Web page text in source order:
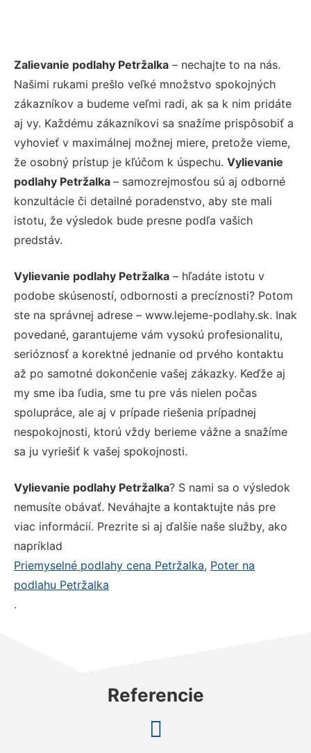
Zalievanie podlahy Petržalka – nechajte to na nás.
Našimi rukami prešlo veľké množstvo spokojných
zákazníkov a budeme veľmi radi, ak sa k nim pridáte
aj vy. Každému zákazníkovi sa snažíme prispôsobiť a
vyhovieť v maximálnej možnej miere, pretože vieme,
že osobný prístup je kľúčom k úspechu. Vylievanie
podlahy Petržalka – samozrejmosťou sú aj odborné
konzultácie či detailné poradenstvo, aby ste mali
istotu, že výsledok bude presne podľa vašich
predstáv.
Vylievanie podlahy Petržalka – hľadáte istotu v
podobe skúseností, odbornosti a precíznosti? Potom
ste na správnej adrese – www.lejeme-podlahy.sk. Inak
povedané, garantujeme vám vysokú profesionalitu,
serióznosť a korektné jednanie od prvého kontaktu
až po samotné dokončenie vašej zákazky. Keďže aj
my sme iba ľudia, sme tu pre vás nielen počas
spolupráce, ale aj v prípade riešenia prípadnej
nespokojnosti, ktorú vždy berieme vážne a snažíme
sa ju vyriešiť k vašej spokojnosti.
Vylievanie podlahy Petržalka? S nami sa o výsledok
nemusíte obávať. Neváhajte a kontaktujte nás pre
viac informácií. Prezrite si aj ďalšie naše služby, ako
napríklad
Priemyselné podlahy cena Petržalka, Poter na
podlahu Petržalka
.
Referencie